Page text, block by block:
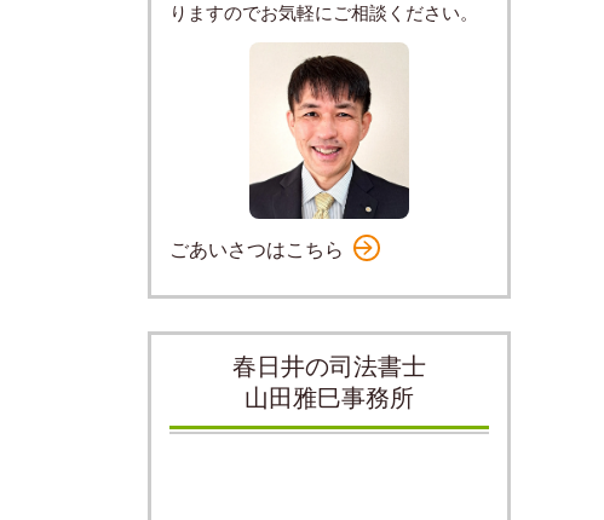
りますのでお気軽にご相談ください。
ごあいさつはこちら
春日井の司法書士
山田雅巳事務所